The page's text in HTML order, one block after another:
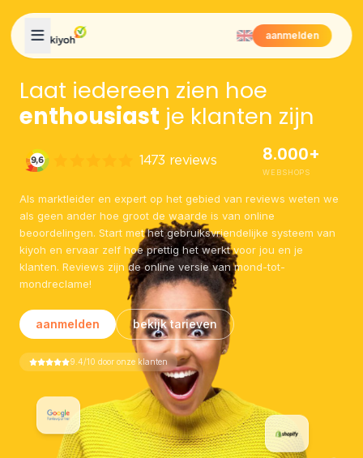
Skip to content
aanmelden
Laat iedereen zien hoe
enthousiast je klanten zijn
8.000+
WEBSHOPS
Als marktleider en expert op het gebied van reviews weten we
als geen ander hoe groot de waarde is van online
beoordelingen. Start met het gebruiksvriendelijke systeem van
kiyoh en ervaar zelf hoe prettig het werkt voor jou en je
klanten. Reviews zijn de online versie van mond-tot-
mondreclame!
aanmelden bekijk tarieven
9.4/10 door onze klanten